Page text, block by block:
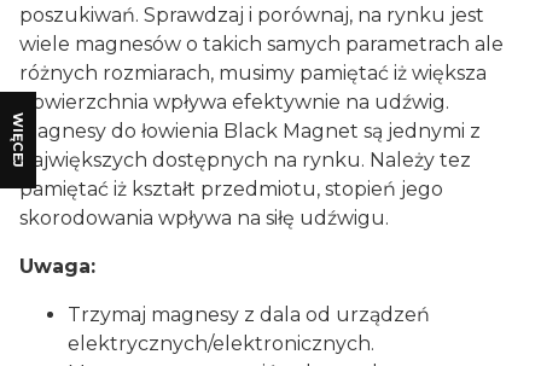
WIĘCEJ
poszukiwań. Sprawdzaj i porównaj, na rynku jest
wiele magnesów o takich samych parametrach ale
różnych rozmiarach, musimy pamiętać iż większa
powierzchnia wpływa efektywnie na udźwig.
Magnesy do łowienia Black Magnet są jednymi z
największych dostępnych na rynku. Należy tez
pamiętać iż kształt przedmiotu, stopień jego
skorodowania wpływa na siłę udźwigu.
Uwaga:
Trzymaj magnesy z dala od urządzeń
elektrycznych/elektronicznych.